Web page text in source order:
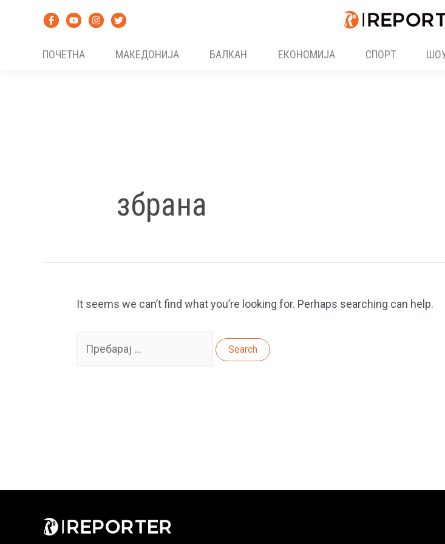
ПОЧЕТНА
МАКЕДОНИЈА БАЛКАН ЕКОНОМИЈА СПОРТ
збрана
It seems we can’t find what you’re looking for. Perhaps searching can help.
for: